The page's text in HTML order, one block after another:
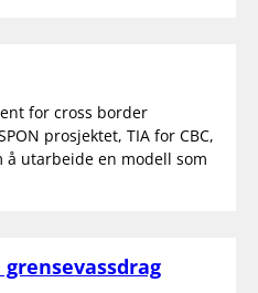
for cross border
prosjektet, TIA for CBC,
utarbeide en modell som